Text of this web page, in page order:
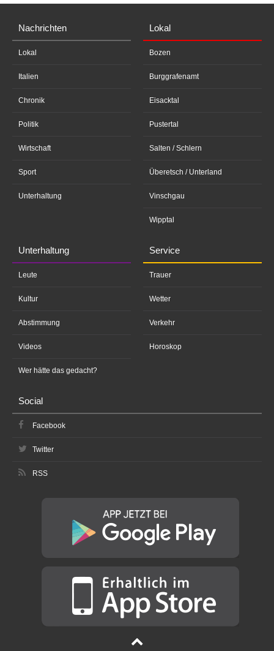
Nachrichten
Lokal
Italien
Chronik
Politik
Wirtschaft
Sport
Unterhaltung
Lokal
Bozen
Burggrafenamt
Eisacktal
Pustertal
Salten / Schlern
Überetsch / Unterland
Vinschgau
Wipptal
Unterhaltung
Leute
Kultur
Abstimmung
Videos
Wer hätte das gedacht?
Service
Trauer
Wetter
Verkehr
Horoskop
Social
Facebook
Twitter
RSS